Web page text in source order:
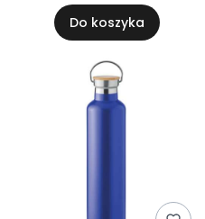
Do koszyka